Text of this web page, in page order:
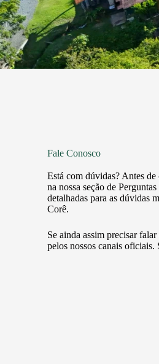
Fale Conosco
Está com dúvidas? Antes
na nossa seção de
detalhadas para as dúvidas
Corê.
Se ainda assim precisar
pelos nossos canais oficiais.